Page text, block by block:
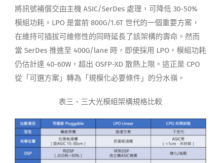
將訊號補償交由主機 ASIC/SerDes 處理，可降低 30-50%
模組功耗。LPO 是當前 800G/1.6T 世代的一個重要方案，
在維持可插拔可維修性的同時延長了該架構的壽命。然而
當 SerDes 推進至 400G/lane 時，即使採用 LPO，模組功耗
仍估計達 40-60W，超出 OSFP-XD 散熱上限。這正是 CPO
從「可選方案」轉為「規模化必要條件」的分水嶺。
表三、三大光模組架構規格比較